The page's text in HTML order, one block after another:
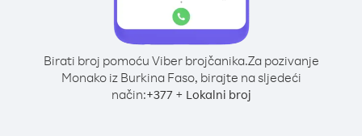
Birati broj pomoću Viber brojčanika.Za pozivanje
Monako iz Burkina Faso, birajte na sljedeći
način:+377+ Lokalni broj